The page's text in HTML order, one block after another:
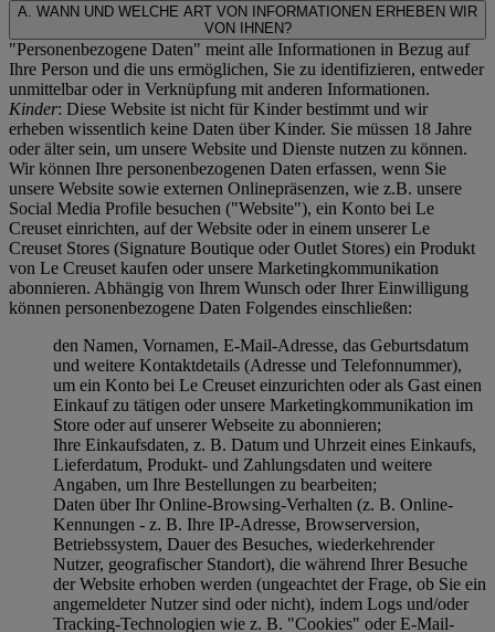
A. WANN UND WELCHE ART VON INFORMATIONEN ERHEBEN WIR
VON IHNEN?
"Personenbezogene Daten" meint alle Informationen in Bezug auf
Ihre Person und die uns ermöglichen, Sie zu identifizieren, entweder
unmittelbar oder in Verknüpfung mit anderen Informationen.
Kinder: Diese Website ist nicht für Kinder bestimmt und wir
erheben wissentlich keine Daten über Kinder. Sie müssen 18 Jahre
oder älter sein, um unsere Website und Dienste nutzen zu können.
Wir können Ihre personenbezogenen Daten erfassen, wenn Sie
unsere Website sowie externen Onlinepräsenzen, wie z.B. unsere
Social Media Profile besuchen ("Website"), ein Konto bei Le
Creuset einrichten, auf der Website oder in einem unserer Le
Creuset Stores (Signature Boutique oder Outlet Stores) ein Produkt
von Le Creuset kaufen oder unsere Marketingkommunikation
abonnieren. Abhängig von Ihrem Wunsch oder Ihrer Einwilligung
können personenbezogene Daten Folgendes einschließen:
den Namen, Vornamen, E-Mail-Adresse, das Geburtsdatum
und weitere Kontaktdetails (Adresse und Telefonnummer),
um ein Konto bei Le Creuset einzurichten oder als Gast einen
Einkauf zu tätigen oder unsere Marketingkommunikation im
Store oder auf unserer Webseite zu abonnieren;
Ihre Einkaufsdaten, z. B. Datum und Uhrzeit eines Einkaufs,
Lieferdatum, Produkt- und Zahlungsdaten und weitere
Angaben, um Ihre Bestellungen zu bearbeiten;
Daten über Ihr Online-Browsing-Verhalten (z. B. Online-
Kennungen - z. B. Ihre IP-Adresse, Browserversion,
Betriebssystem, Dauer des Besuches, wiederkehrender
Nutzer, geografischer Standort), die während Ihrer Besuche
der Website erhoben werden (ungeachtet der Frage, ob Sie ein
angemeldeter Nutzer sind oder nicht), indem Logs und/oder
Tracking-Technologien wie z. B. "Cookies" oder E-Mail-